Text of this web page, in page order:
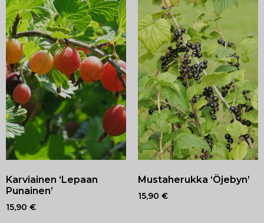
Karviainen ‘Lepaan
Punainen’
15,90 €
Mustaherukka ‘Öjebyn’
15,90 €